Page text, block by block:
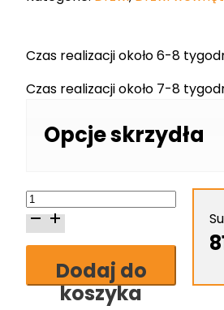
Czas realizacji około 6-8
Czas realizacji około 7-8
Opcje skrzydła
ilość
Erkado
Sylena
skrzydło
drzwiowe
Dodaj do
koszyka